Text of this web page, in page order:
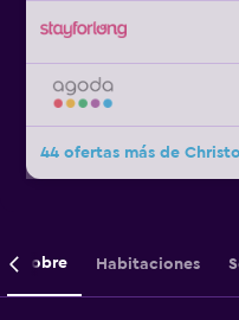
44 ofertas más de
Sobre Habitaciones